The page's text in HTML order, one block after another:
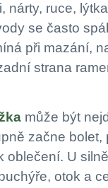
nárty, ruce,
se často
při mazání,
strana
může být
začne bolet,
oblečení. U
otok a